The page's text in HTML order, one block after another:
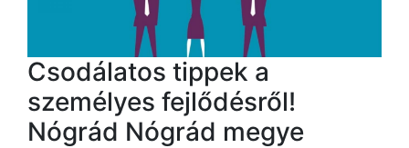
Csodálatos tippek a
személyes fejlődésről!
Nógrád Nógrád megye